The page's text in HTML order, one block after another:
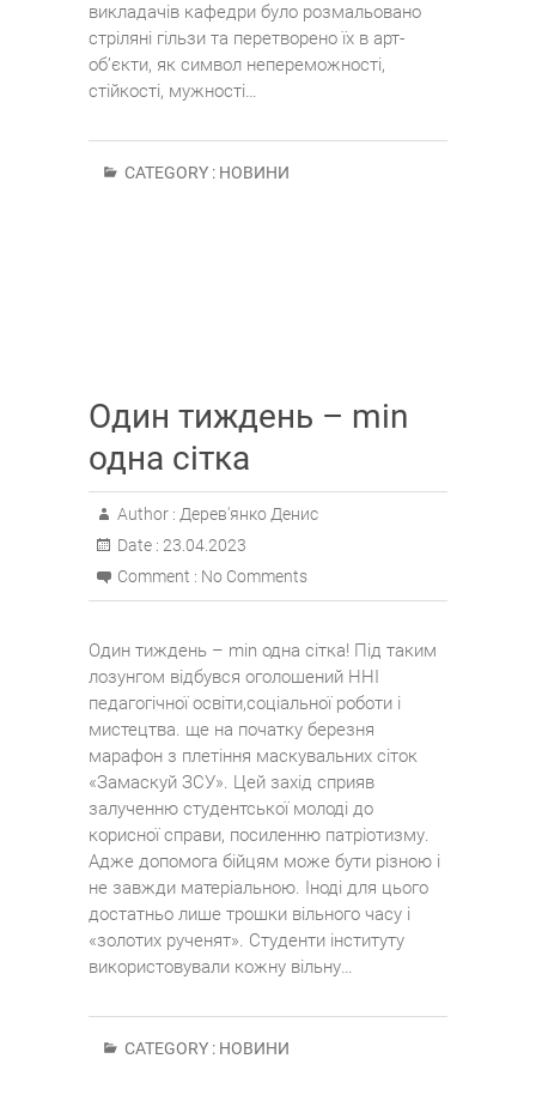
викладачів кафедри було розмальовано
стріляні гільзи та перетворено їх в арт-
об’єкти, як символ непереможності,
стійкості, мужності…
CATEGORY : НОВИНИ
Один тиждень – min
одна сітка
Author : Дерев'янко Денис
Date : 23.04.2023
Comment : No Comments
Один тиждень – min одна сітка! Під таким
лозунгом відбувся оголошений ННІ
педагогічної освіти,соціальної роботи і
мистецтва. ще на початку березня
марафон з плетіння маскувальних сіток
«Замаскуй ЗСУ». Цей захід сприяв
залученню студентської молоді до
корисної справи, посиленню патріотизму.
Адже допомога бійцям може бути різною і
не завжди матеріальною. Іноді для цього
достатньо лише трошки вільного часу і
«золотих рученят». Студенти інституту
використовували кожну вільну…
CATEGORY : НОВИНИ